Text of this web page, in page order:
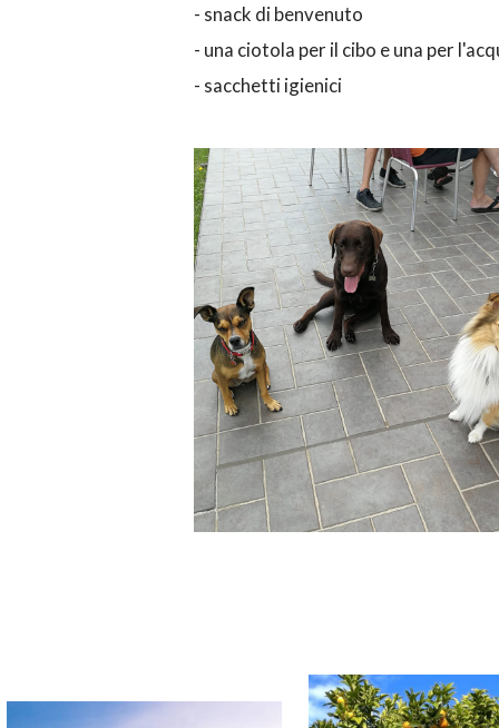
- snack di benvenuto
- una ciotola per il cibo e una per
- sacchetti igienici